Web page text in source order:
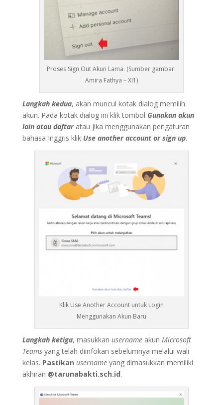
Proses Sign Out Akun Lama. (Sumber gambar:
Amira Fathya – XI1)
Langkah kedua, akan muncul kotak dialog memilih
akun. Pada kotak dialog ini klik tombol Gunakan akun
lain atau daftar atau jika menggunakan pengaturan
bahasa Inggris klik Use another account or sign up.
Klik Use Another Account untuk Login
Menggunakan Akun Baru
Langkahketiga, masukkan usernameakun Microsoft
Teams yang telah diinfokan sebelumnya melalui wali
kelas. Pastikan usernameyang dimasukkan memiliki
akhiran @tarunabakti.sch.id.